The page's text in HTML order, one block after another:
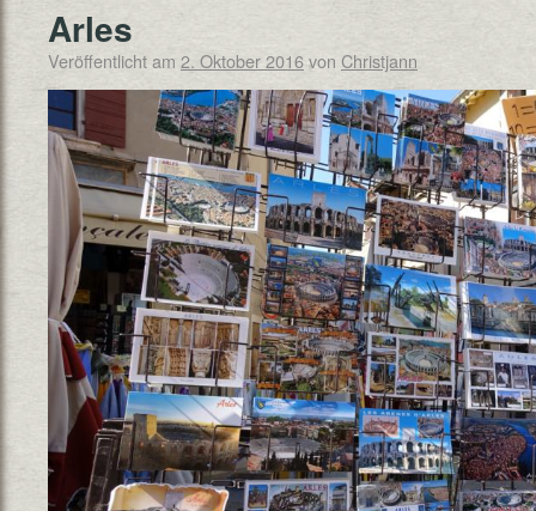
Arles
Veröffentlicht am 2. Oktober 2016von Christjann